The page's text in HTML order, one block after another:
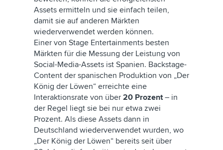
Assets ermitteln und sie einfach teilen,
damit sie auf anderen Märkten
wiederverwendet werden können.
Einer von Stage Entertainments besten
Märkten für die Messung der Leistung von
Social-Media-Assets ist Spanien. Backstage-
Content der spanischen Produktion von „Der
König der Löwen“ erreichte eine
Interaktionsrate von über 20 Prozent– in
der Regel liegt sie bei nur etwa zwei
Prozent. Als diese Assets dann in
Deutschland wiederverwendet wurden, wo
„Der König der Löwen“ bereits seit über